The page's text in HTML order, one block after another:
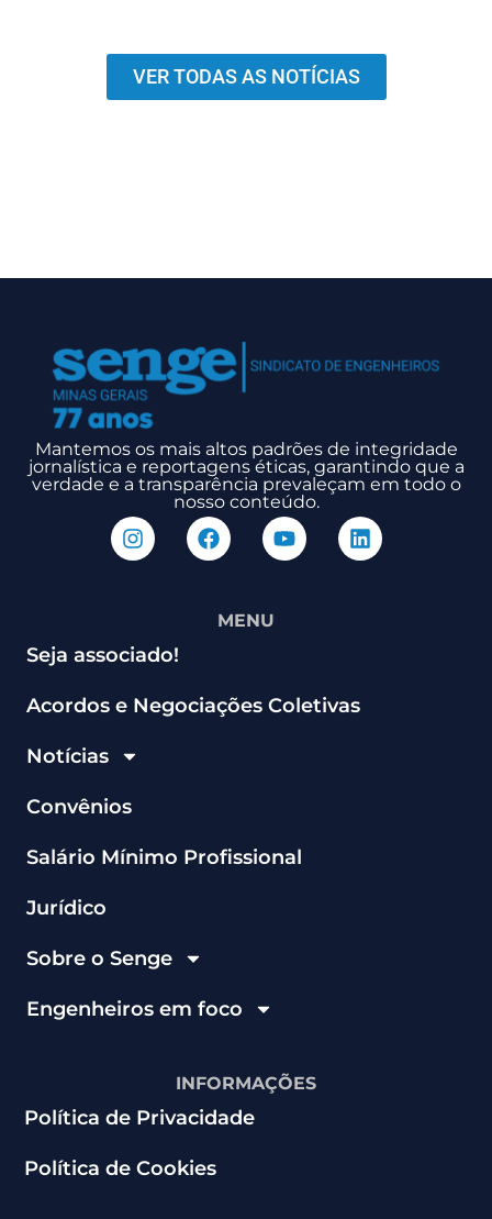
VER TODAS AS NOTÍCIAS
Mantemos os mais altos padrões de integridade
jornalística e reportagens éticas, garantindo que a
verdade e a transparência prevaleçam em todo o
nosso conteúdo.
MENU
Seja associado!
Acordos e Negociações Coletivas
Notícias
Convênios
Salário Mínimo Profissional
Jurídico
Sobre o Senge
Engenheiros em foco
INFORMAÇÕES
Política de Privacidade
Política de Cookies